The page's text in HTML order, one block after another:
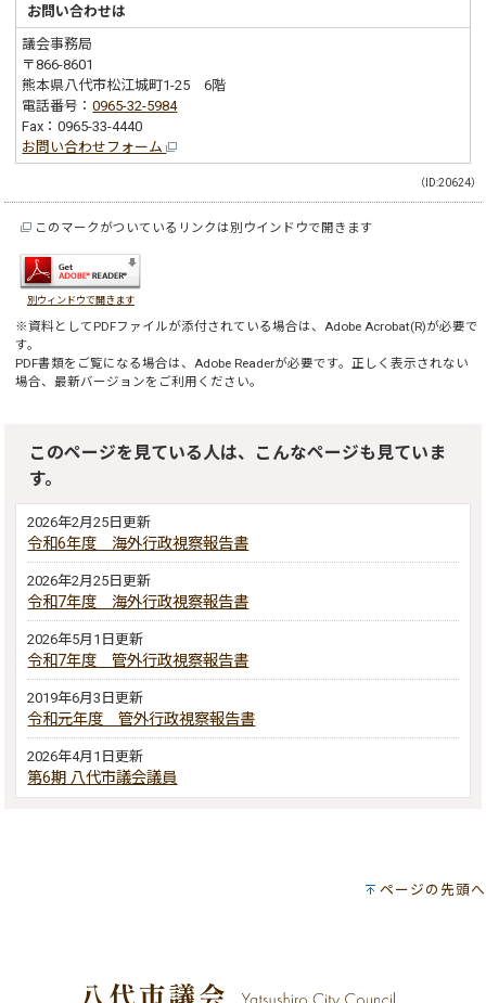
お問い合わせは
議会事務局
〒866-8601
熊本県八代市松江城町1-25 6階
電話番号：0965-32-5984
Fax：0965-33-4440
お問い合わせフォーム
（ID:20624）
このマークがついているリンクは別ウインドウで開きます
別ウィンドウで開きます
※資料としてPDFファイルが添付されている場合は、Adobe Acrobat(R)が必要で
す。
PDF書類をご覧になる場合は、Adobe Readerが必要です。正しく表示されない
場合、最新バージョンをご利用ください。
このページを見ている人は、こんなページも見ていま
す。
2026年2月25日更新
令和6年度 海外行政視察報告書
2026年2月25日更新
令和7年度 海外行政視察報告書
2026年5月1日更新
令和7年度 管外行政視察報告書
2019年6月3日更新
令和元年度 管外行政視察報告書
2026年4月1日更新
第6期 八代市議会議員
ページの先頭へ